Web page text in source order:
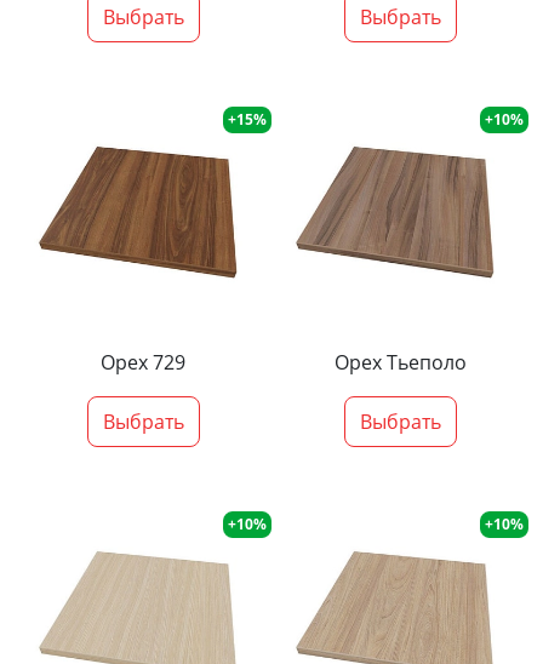
Выбрать Выбрать
+15%
Орех 729
Выбрать
+10%
Орех Тьеполо
Выбрать
+10% +10%